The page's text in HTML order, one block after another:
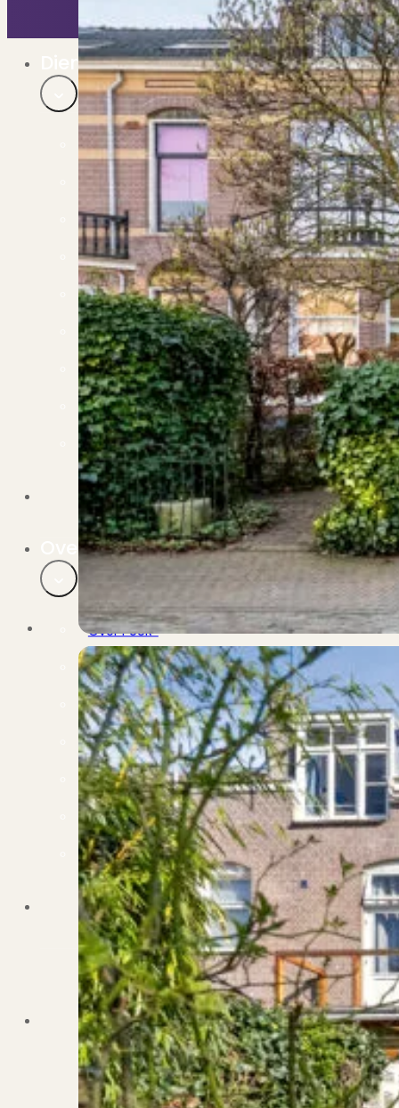
Nieuwbouw projecten
De toekomst, te koop..
Diensten
Verkoop
Begeleiding naar een succesvolle verkoop
Aankoop
Samen vinden wij jouw droomwoning
Taxatie
Voldoe aan alle wettelijke eisen
Stille Verkoop
Verkoop jouw huis discreet..
Nieuwbouw verkopen
Vraagt om specialistische kennis...
Verhuren
Verhuur uw woning via ons netwerk
Verhuur & Beheer
Huurwoningen én beheer op maat
Verbouwen
Wil jij jouw huis renoveren? Geen probleem!
Alle diensten
Bekijk het overzicht van alle diensten..
Over PUUR*
Over PUUR*
Wie zijn wij?
Ons team
Leer ons beter kennen..
Werken bij PUUR*
Kom jij ons team versterken?
Onze vestigingen
De kracht van 6 vestigingen!
Beoordelingen
Dit zeggen klanten over ons
Partners
Maak gebruik van ons netwerk
Verenigingen
PUUR* is aangesloten bij...